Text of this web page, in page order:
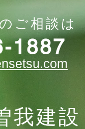
ご相談は
1887
我建設